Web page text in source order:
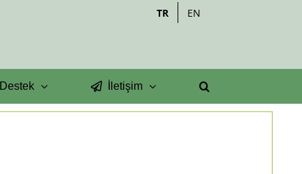
TR EN
Destek İletişim